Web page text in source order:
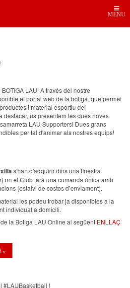
MENU
LAU! A través del nostre
el portal web de la botiga, que permet
i material esportiu del
destacar, us presentem les dues noves
LAU Supporters! Dues grans
per tal d'animar als nostres equips!
s'han d'adquirir dins una finestra
on el Club farà una comanda única amb
(estalvi de costos d’enviament).
les podeu trobar ja disponibles a la
individual a domicili.
la Botiga LAU Online al següent ENLLAÇ
»
#LAUBasketball !